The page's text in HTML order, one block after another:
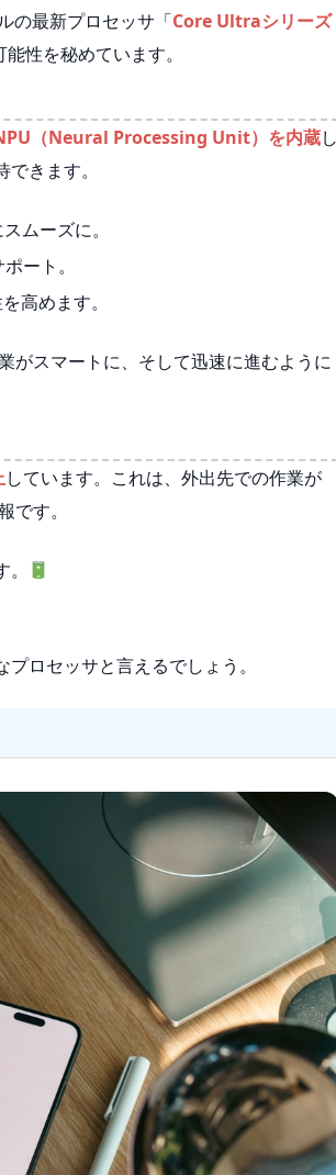
の最新プロセッサ「Core Ultraシリーズ
性を秘めています。
（Neural Processing Unit）を内蔵
きます。
ムーズに。
ート。
高めます。
がスマートに、そして迅速に進むように
しています。これは、外出先での作業が
す。
ロセッサと言えるでしょう。